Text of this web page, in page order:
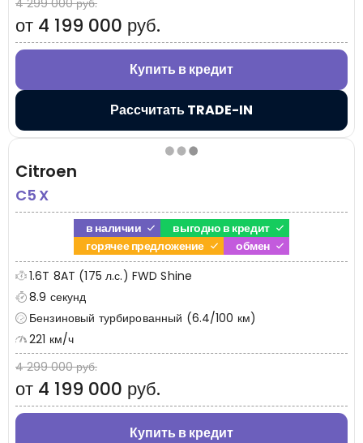
4 299 000 руб.
от 4 199 000 руб.
Купить в кредит
Рассчитать TRADE-IN
Citroen
C5 X
в наличии
выгодно в кредит
горячее предложение
обмен
1.6T 8AT (175 л.с.) FWD Shine
8.9 секунд
Бензиновый турбированный (6.4/100 км)
221 км/ч
4 299 000 руб.
от 4 199 000 руб.
Купить в кредит